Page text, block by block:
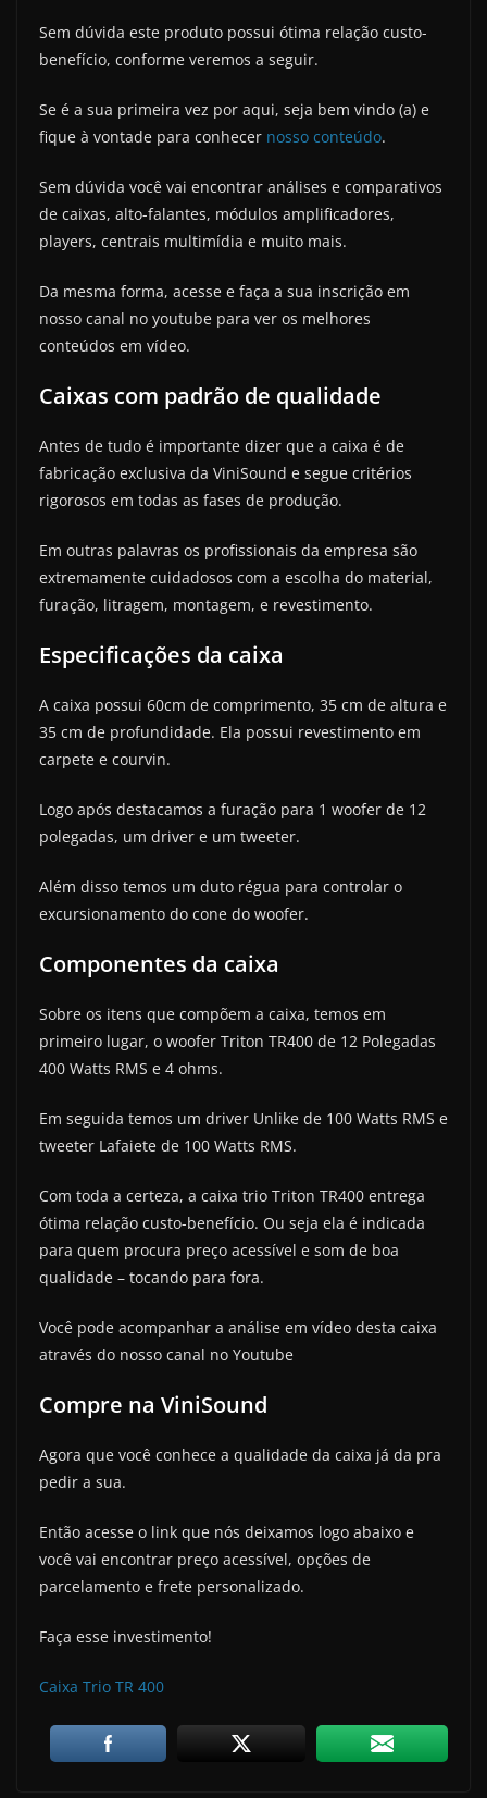
Sem dúvida este produto possui ótima relação custo-
benefício, conforme veremos a seguir.
Se é a sua primeira vez por aqui, seja bem vindo (a) e
fique à vontade para conhecer nosso conteúdo.
Sem dúvida você vai encontrar análises e comparativos
de caixas, alto-falantes, módulos amplificadores,
players, centrais multimídia e muito mais.
Da mesma forma, acesse e faça a sua inscrição em
nosso canal no youtube para ver os melhores
conteúdos em vídeo.
Caixas com padrão de qualidade
Antes de tudo é importante dizer que a caixa é de
fabricação exclusiva da ViniSound e segue critérios
rigorosos em todas as fases de produção.
Em outras palavras os profissionais da empresa são
extremamente cuidadosos com a escolha do material,
furação, litragem, montagem, e revestimento.
Especificações da caixa
A caixa possui 60cm de comprimento, 35 cm de altura e
35 cm de profundidade. Ela possui revestimento em
carpete e courvin.
Logo após destacamos a furação para 1 woofer de 12
polegadas, um driver e um tweeter.
Além disso temos um duto régua para controlar o
excursionamento do cone do woofer.
Componentes da caixa
Sobre os itens que compõem a caixa, temos em
primeiro lugar, o woofer Triton TR400 de 12 Polegadas
400 Watts RMS e 4 ohms.
Em seguida temos um driver Unlike de 100 Watts RMS e
tweeter Lafaiete de 100 Watts RMS.
Com toda a certeza, a caixa trio Triton TR400 entrega
ótima relação custo-benefício. Ou seja ela é indicada
para quem procura preço acessível e som de boa
qualidade – tocando para fora.
Você pode acompanhar a análise em vídeo desta caixa
através do nosso canal no Youtube
Compre na ViniSound
Agora que você conhece a qualidade da caixa já da pra
pedir a sua.
Então acesse o link que nós deixamos logo abaixo e
você vai encontrar preço acessível, opções de
parcelamento e frete personalizado.
Faça esse investimento!
Caixa Trio TR 400